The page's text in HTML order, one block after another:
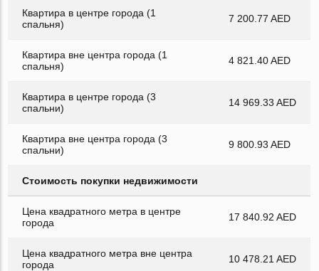
Квартира в центре города (1
спальня)
7 200.77 AED
Квартира вне центра города (1
спальня)
4 821.40 AED
Квартира в центре города (3
спальни)
14 969.33 AED
Квартира вне центра города (3
спальни)
9 800.93 AED
Стоимость покупки недвижимости
Цена квадратного метра в центре
города
17 840.92 AED
Цена квадратного метра вне центра
города
10 478.21 AED